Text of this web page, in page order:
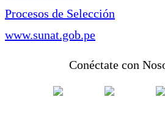
Procesos de Selección
www.sunat.gob.pe
Conéctate con